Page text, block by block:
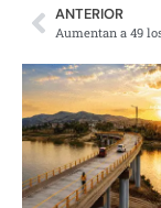
ANTERIOR